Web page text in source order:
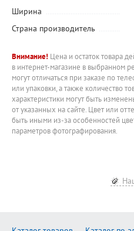
Ширина
Страна производитель
Внимание! Цена и остаток товара
в интернет-магазине в выбранном
могут отличаться при заказе по
или упаковки, а также количество
характеристики могут быть
от указанных на сайте. Цвет или
быть иными из-за особенностей
параметров фотографирования.